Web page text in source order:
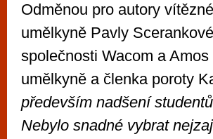
Odměnou pro autory
umělkyně Pavly
společnosti Wacom a
umělkyně a členka poroty
především nadšení
Nebylo snadné vybrat